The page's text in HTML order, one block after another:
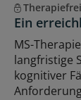
Ein
MS-
langfristige
kognitiver